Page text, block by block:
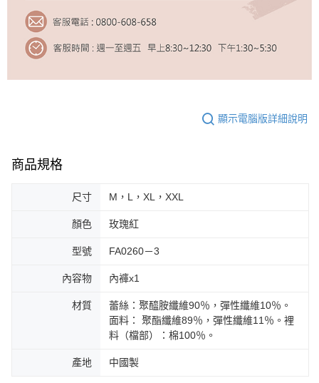
顯示電腦版詳細說明
商品規格
尺寸 M，L，XL，XXL
顏色 玫瑰紅
型號 FA0260－3
內容物 內褲x1
材質
蕾絲：聚醯胺纖維90％，彈性纖維10％。
面料： 聚酯纖維89％，彈性纖維11％。裡
料（檔部）：棉100％。
產地 中國製